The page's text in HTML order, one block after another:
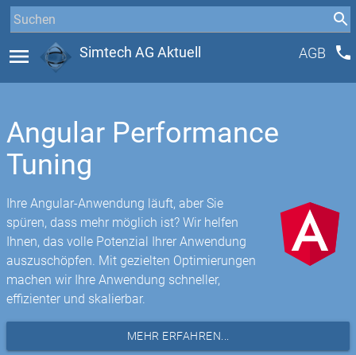
menu Simtech AG Aktuell AGB phone
Angular Performance
Tuning
Ihre Angular-Anwendung läuft, aber Sie
spüren, dass mehr möglich ist? Wir helfen
Ihnen, das volle Potenzial Ihrer Anwendung
auszuschöpfen. Mit gezielten Optimierungen
machen wir Ihre Anwendung schneller,
effizienter und skalierbar.
MEHR ERFAHREN...